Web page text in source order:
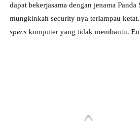
dapat bekerjasama dengan jenama Panda
mungkinkah security nya terlampau
specs komputer yang tidak membantu.